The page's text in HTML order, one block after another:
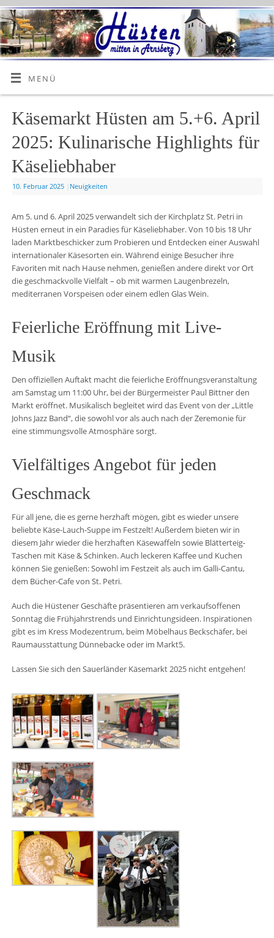
MENÜ
Käsemarkt Hüsten am 5.+6. April
2025: Kulinarische Highlights für
Käseliebhaber
10. Februar 2025 Neuigkeiten
Am 5. und 6. April 2025 verwandelt sich der Kirchplatz St. Petri in
Hüsten erneut in ein Paradies für Käseliebhaber. Von 10 bis 18 Uhr
laden Marktbeschicker zum Probieren und Entdecken einer Auswahl
internationaler Käsesorten ein. Während einige Besucher ihre
Favoriten mit nach Hause nehmen, genießen andere direkt vor Ort
die geschmackvolle Vielfalt – ob mit warmen Laugenbrezeln,
mediterranen Vorspeisen oder einem edlen Glas Wein.
Feierliche Eröffnung mit Live-
Musik
Den offiziellen Auftakt macht die feierliche Eröffnungsveranstaltung
am Samstag um 11:00 Uhr, bei der Bürgermeister Paul Bittner den
Markt eröffnet. Musikalisch begleitet wird das Event von der „Little
Johns Jazz Band“, die sowohl vor als auch nach der Zeremonie für
eine stimmungsvolle Atmosphäre sorgt.
Vielfältiges Angebot für jeden
Geschmack
Für all jene, die es gerne herzhaft mögen, gibt es wieder unsere
beliebte Käse-Lauch-Suppe im Festzelt! Außerdem bieten wir in
diesem Jahr wieder die herzhaften Käsewaffeln sowie Blätterteig-
Taschen mit Käse & Schinken. Auch leckeren Kaffee und Kuchen
können Sie genießen: Sowohl im Festzeit als auch im Galli-Cantu,
dem Bücher-Cafe von St. Petri.
Auch die Hüstener Geschäfte präsentieren am verkaufsoffenen
Sonntag die Frühjahrstrends und Einrichtungsideen. Inspirationen
gibt es im Kress Modezentrum, beim Möbelhaus Beckschäfer, bei
Raumausstattung Dünnebacke oder im Markt5.
Lassen Sie sich den Sauerländer Käsemarkt 2025 nicht entgehen!